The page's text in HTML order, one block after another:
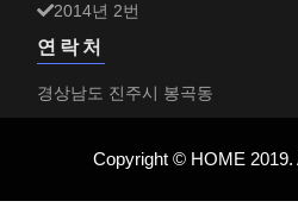
2014년 2번
연락처
경상남도 진주시 봉곡동
Copyright © HOME 2019.